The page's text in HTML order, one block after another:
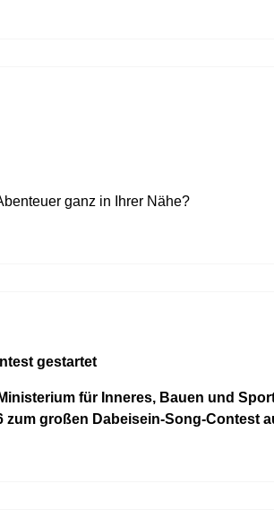
ganz in Ihrer Nähe?
gestartet
für Inneres, Bauen und
zum großen Dabeisein-Song-Contest